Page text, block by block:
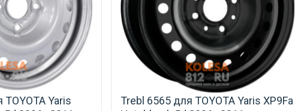
Yaris
Trebl 6565 для TOYOTA Yaris XP9Fa